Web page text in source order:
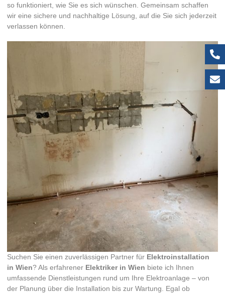
so funktioniert, wie Sie es sich wünschen. Gemeinsam schaffen
wir eine sichere und nachhaltige Lösung, auf die Sie sich jederzeit
verlassen können.
Suchen Sie einen zuverlässigen Partner für Elektroinstallation
in Wien? Als erfahrener Elektriker in Wien biete ich Ihnen
umfassende Dienstleistungen rund um Ihre Elektroanlage – von
der Planung über die Installation bis zur Wartung. Egal ob